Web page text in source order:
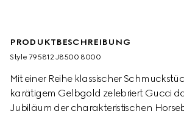
PRODUKTBESCHREIBUNG
Style ‎795812 J8500 8000
Mit einer Reihe klassischer
karätigem Gelbgold zelebriert Gucci
Jubiläum der charakteristischen